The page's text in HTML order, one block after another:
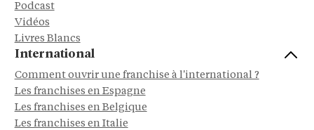
Podcast
Vidéos
Livres Blancs
International
Comment ouvrir une franchise à l'international ?
Les franchises en Espagne
Les franchises en Belgique
Les franchises en Italie